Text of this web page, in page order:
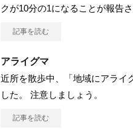
クが10分の1になることが報告さ
記事を読む
アライグマ
近所を散歩中、「地域にアライ
した。 注意しましょう。
記事を読む